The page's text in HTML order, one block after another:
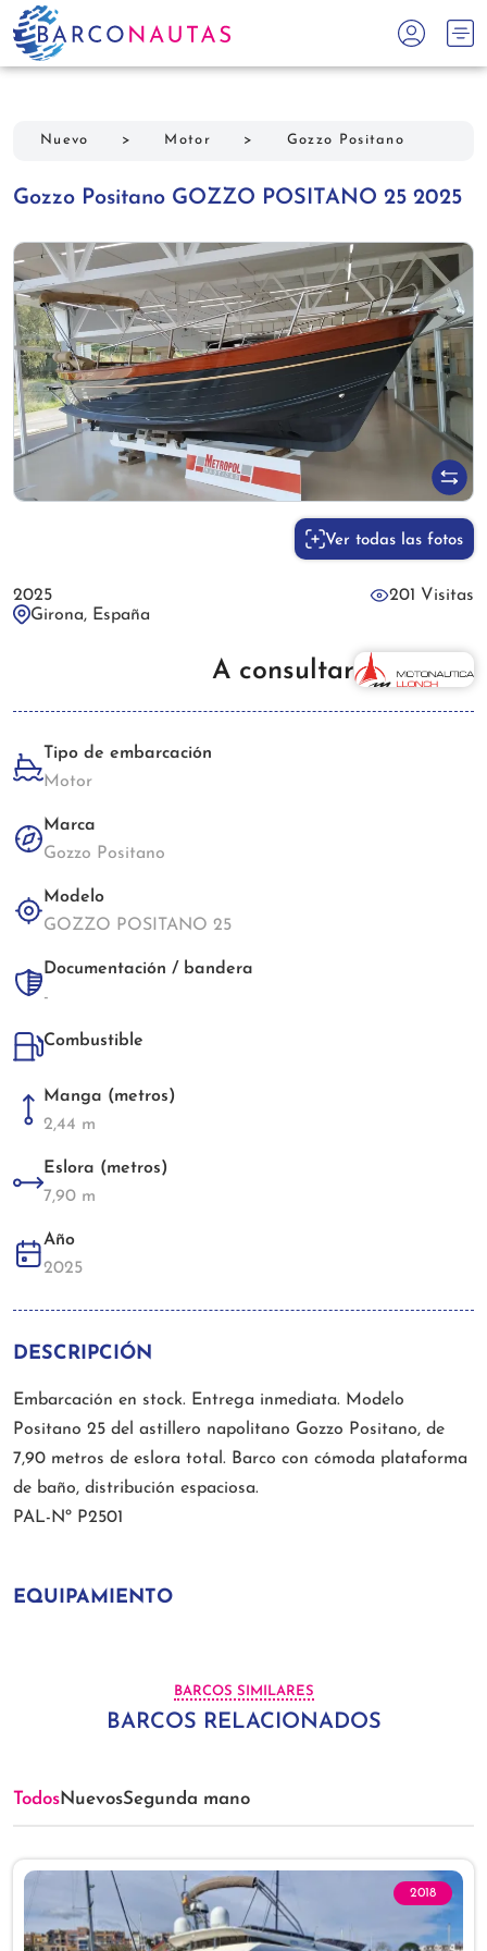
Nuevo > Motor > Gozzo Positano
Gozzo Positano GOZZO POSITANO 25 2025
Ver todas las fotos
2025
201 Visitas
Girona, España
A consultar
Tipo de embarcación
Motor
Marca
Gozzo Positano
Modelo
GOZZO POSITANO 25
Documentación / bandera
-
Combustible
Manga (metros)
2,44 m
Eslora (metros)
7,90 m
Año
2025
DESCRIPCIÓN
Embarcación en stock. Entrega inmediata. Modelo
Positano 25 del astillero napolitano Gozzo Positano, de
7,90 metros de eslora total. Barco con cómoda plataforma
de baño, distribución espaciosa.
PAL-Nº P2501
EQUIPAMIENTO
BARCOS SIMILARES
BARCOS RELACIONADOS
TodosNuevosSegunda mano
2018